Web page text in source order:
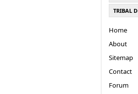
TRIBAL
Home
About
Sitemap
Contact
Forum